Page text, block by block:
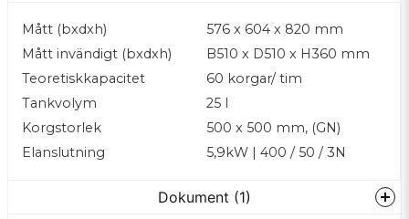
Tack vare konstruktionen kan både disk- och
sköljarmar enkelt tas bort
utan verktyg, vilket gör
En annan viktig funktion i professionella kök är
tryggheten i en korrekt slutsköljning. Därför är
Ecomax F504 utrustad medtermostopp , som
garanterar att sköljningen alltid sker vid rätt
Mått (bxdxh)
576 x 604 x 820 mm
Mått invändigt (bxdxh)
B510 x D510 x H360 mm
Teoretiskkapacitet
60 korgar/ tim
Tankvolym
25 l
Korgstorlek
500 x 500 mm, (GN)
Elanslutning
5,9kW | 400 / 50 / 3N
Dokument (1)